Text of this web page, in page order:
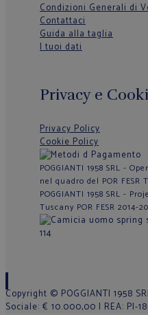
Condizioni Generali di
Contattaci
Guida alla taglia
I tuoi dati
Privacy e
Privacy Policy
Cookie Policy
POGGIANTI 1958 SRL -
nel quadro del POR FESR
POGGIANTI 1958 SRL -
Tuscany POR FESR 2014-
Copyright © POGGIANTI 1958
Sociale: € 10.000,00 | REA: PI-